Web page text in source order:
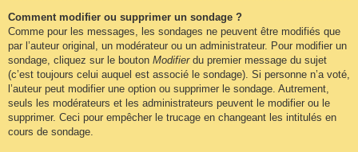
Comment modifier ou supprimer un sondage ?
Comme pour les messages, les sondages ne peuvent être modifiés que
par l’auteur original, un modérateur ou un administrateur. Pour modifier un
sondage, cliquez sur le bouton Modifierdu premier message du sujet
(c’est toujours celui auquel est associé le sondage). Si personne n’a voté,
l’auteur peut modifier une option ou supprimer le sondage. Autrement,
seuls les modérateurs et les administrateurs peuvent le modifier ou le
supprimer. Ceci pour empêcher le trucage en changeant les intitulés en
cours de sondage.